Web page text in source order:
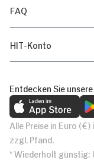
FAQ
HIT-Konto
Entdecken Sie
Alle Preise in Euro
zzgl. Pfand.
* Wiederholt günstig: